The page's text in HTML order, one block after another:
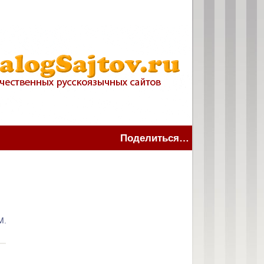
Поделиться…